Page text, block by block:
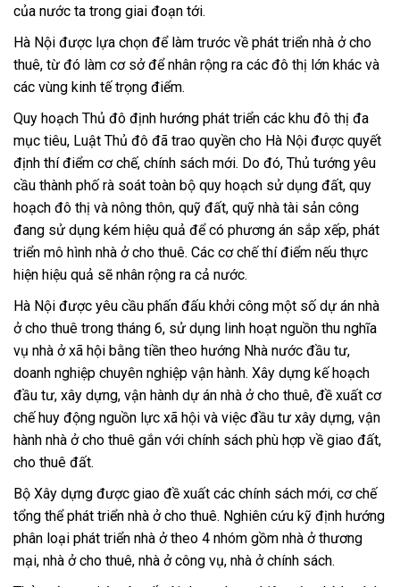
của nước ta trong giai đoạn tới.
Hà Nội được lựa chọn để làm trước về phát triển nhà ở cho
thuê, từ đó làm cơ sở để nhân rộng ra các đô thị lớn khác và
các vùng kinh tế trọng điểm.
Quy hoạch Thủ đô định hướng phát triển các khu đô thị đa
mục tiêu, Luật Thủ đô đã trao quyền cho Hà Nội được quyết
định thí điểm cơ chế, chính sách mới. Do đó, Thủ tướng yêu
cầu thành phố rà soát toàn bộ quy hoạch sử dụng đất, quy
hoạch đô thị và nông thôn, quỹ đất, quỹ nhà tài sản công
đang sử dụng kém hiệu quả để có phương án sắp xếp, phát
triển mô hình nhà ở cho thuê. Các cơ chế thí điểm nếu thực
hiện hiệu quả sẽ nhân rộng ra cả nước.
Hà Nội được yêu cầu phấn đấu khởi công một số dự án nhà
ở cho thuê trong tháng 6, sử dụng linh hoạt nguồn thu nghĩa
vụ nhà ở xã hội bằng tiền theo hướng Nhà nước đầu tư,
doanh nghiệp chuyên nghiệp vận hành. Xây dựng kế hoạch
đầu tư, xây dựng, vận hành dự án nhà ở cho thuê, đề xuất cơ
chế huy động nguồn lực xã hội và việc đầu tư xây dựng, vận
hành nhà ở cho thuê gắn với chính sách phù hợp về giao đất,
cho thuê đất.
Bộ Xây dựng được giao đề xuất các chính sách mới, cơ chế
tổng thể phát triển nhà ở cho thuê. Nghiên cứu kỹ định hướng
phân loại phát triển nhà ở theo 4 nhóm gồm nhà ở thương
mại, nhà ở cho thuê, nhà ở công vụ, nhà ở chính sách.